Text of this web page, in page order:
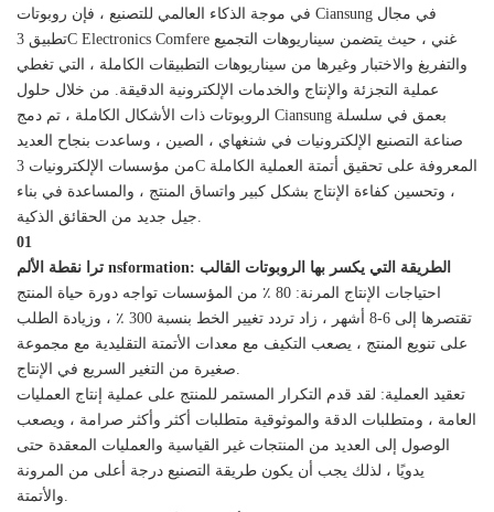
في موجة الذكاء العالمي للتصنيع ، فإن روبوتات Ciansung في مجال
تطبيق 3C Electronics Comfere غني ، حيث يتضمن سيناريوهات التجميع
والتفريغ والاختبار وغيرها من سيناريوهات التطبيقات الكاملة ، التي تغطي
عملية التجزئة والإنتاج والخدمات الإلكترونية الدقيقة. من خلال حلول
الروبوتات ذات الأشكال الكاملة ، تم دمج Ciansung بعمق في سلسلة
صناعة التصنيع الإلكترونيات في شنغهاي ، الصين ، وساعدت بنجاح العديد
من مؤسسات الإلكترونيات 3C المعروفة على تحقيق أتمتة العملية الكاملة
، وتحسين كفاءة الإنتاج بشكل كبير واتساق المنتج ، والمساعدة في بناء
جيل جديد من الحقائق الذكية.
01
ترا
نقطة الألم nsformation: الطريقة التي يكسر بها الروبوتات القالب
احتياجات الإنتاج المرنة: 80 ٪ من المؤسسات تواجه دورة حياة المنتج
تقتصرها إلى 6-8 أشهر ، زاد تردد تغيير الخط بنسبة 300 ٪ ، وزيادة الطلب
على تنويع المنتج ، يصعب التكيف مع معدات الأتمتة التقليدية مع مجموعة
صغيرة من التغير السريع في الإنتاج.
تعقيد العملية: لقد قدم التكرار المستمر للمنتج على عملية إنتاج العمليات
العامة ، ومتطلبات الدقة والموثوقية متطلبات أكثر وأكثر صرامة ، ويصعب
الوصول إلى العديد من المنتجات غير القياسية والعمليات المعقدة حتى
يدويًا ، لذلك يجب أن يكون طريقة التصنيع درجة أعلى من المرونة
والأتمتة.